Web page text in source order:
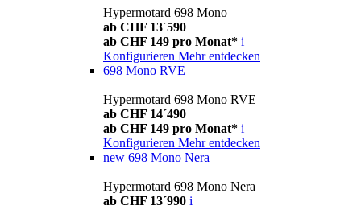
Hypermotard 698 Mono
ab CHF 13´590
ab CHF 149 pro Monat* i
Konfigurieren Mehr entdecken
698 Mono RVE
Hypermotard 698 Mono RVE
ab CHF 14´490
ab CHF 149 pro Monat* i
Konfigurieren Mehr entdecken
new 698 Mono Nera
Hypermotard 698 Mono Nera
ab CHF 13´990 i